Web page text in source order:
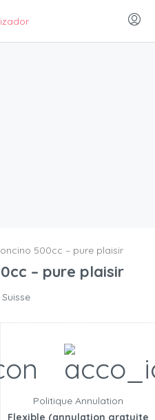
500cc – pure plaisir
– pure plaisir
Politique Annulation